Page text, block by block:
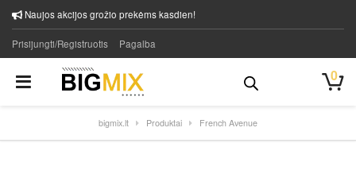
Naujos akcijos grožio prekėms kasdien!
Prisijungti/Registruotis Pagalba
0
bigmix.lt Produktai French Avenue